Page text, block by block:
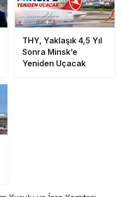
THY, Yaklaşık 4,5 Yıl
Sonra Minsk’e
Yeniden Uçacak